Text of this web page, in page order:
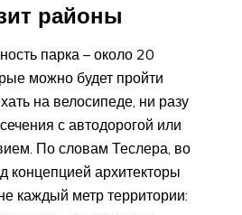
районы
парка – около 20
можно будет пройти
на велосипеде, ни разу
с автодорогой или
По словам Теслера, во
концепцией архитекторы
каждый метр территории: